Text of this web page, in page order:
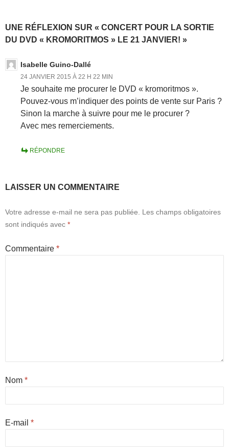
UNE RÉFLEXION SUR « CONCERT POUR LA SORTIE
DU DVD « KROMORITMOS » LE 21 JANVIER! »
Isabelle Guino-Dallé
24 JANVIER 2015 À 22 H 22 MIN
Je souhaite me procurer le DVD « kromoritmos ».
Pouvez-vous m’indiquer des points de vente sur Paris ?
Sinon la marche à suivre pour me le procurer ?
Avec mes remerciements.
RÉPONDRE
LAISSER UN COMMENTAIRE
Votre adresse e-mail ne sera pas publiée. Les champs obligatoires
sont indiqués avec *
Commentaire *
Nom *
E-mail *